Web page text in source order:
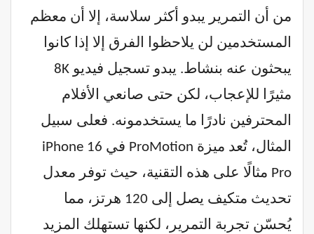
من أن التمرير يبدو أكثر سلاسة، إلا أن معظم
المستخدمين لن يلاحظوا الفرق إلا إذا كانوا
يبحثون عنه بنشاط. يبدو تسجيل فيديو 8K
مثيرًا للإعجاب، لكن حتى صانعي الأفلام
المحترفين نادرًا ما يستخدمونه. فعلى سبيل
المثال، تُعد ميزة ProMotion في iPhone 16
Pro مثالًا على هذه التقنية، حيث توفر معدل
تحديث متكيف يصل إلى 120 هرتز، مما
يُحسّن تجربة التمرير، لكنها تستهلك المزيد